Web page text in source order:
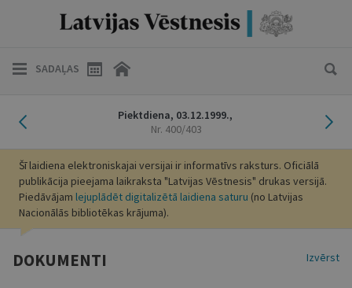
SADAĻAS
Iepriekšējais laidiensPiektdiena, 03.12.1999.,
Nr. 400/403
Šī laidiena elektroniskajai versijai ir informatīvs raksturs. Oficiālā
publikācija pieejama laikraksta "Latvijas Vēstnesis" drukas versijā.
Piedāvājam lejuplādēt digitalizētā laidiena saturu (no Latvijas
Nacionālās bibliotēkas krājuma).
DOKUMENTI Izvērst